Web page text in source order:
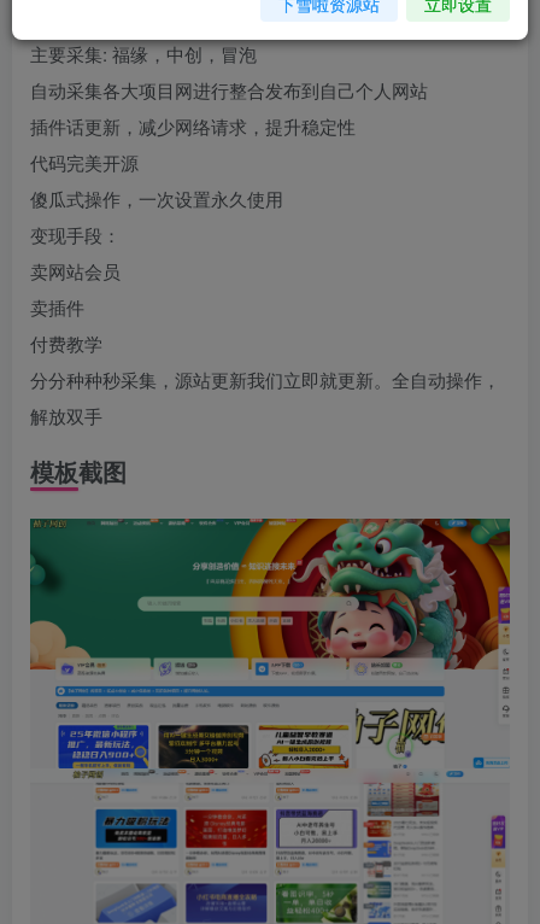
wordpress插件主题系列支持自动采集并发布。
主要采集: 福缘，中创，冒泡
自动采集各大项目网进行整合发布到自己个人网站
插件话更新，减少网络请求，提升稳定性
代码完美开源
傻瓜式操作，一次设置永久使用
变现手段：
卖网站会员
卖插件
付费教学
分分种种秒采集，源站更新我们立即就更新。全自动操作，
解放双手
模板截图